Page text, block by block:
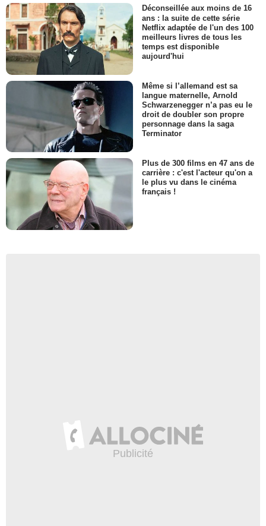
Déconseillée aux moins de 16
ans : la suite de cette série
Netflix adaptée de l'un des 100
meilleurs livres de tous les
temps est disponible
aujourd'hui
Même si l’allemand est sa
langue maternelle, Arnold
Schwarzenegger n’a pas eu le
droit de doubler son propre
personnage dans la saga
Terminator
Plus de 300 films en 47 ans de
carrière : c'est l'acteur qu'on a
le plus vu dans le cinéma
français !